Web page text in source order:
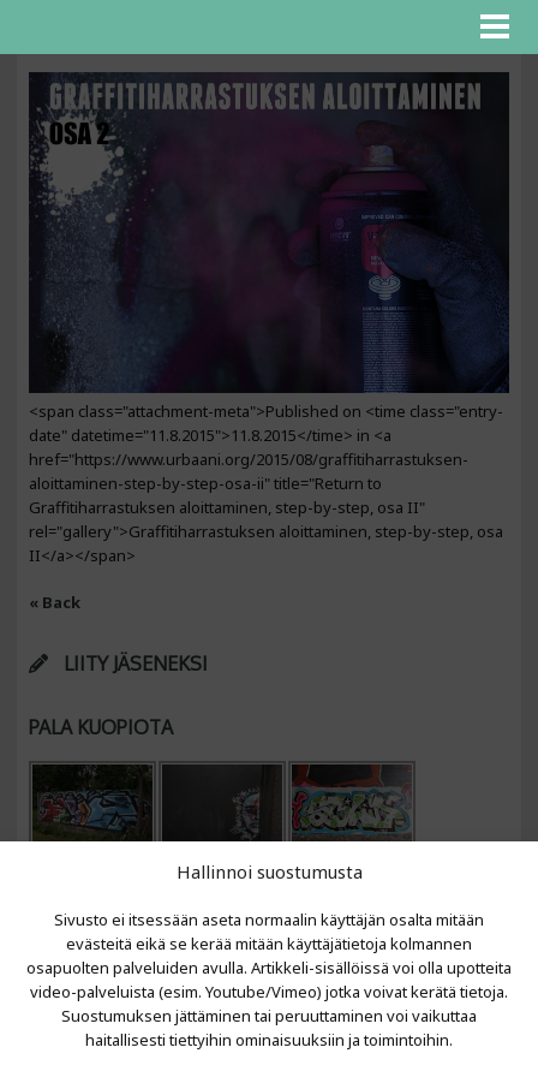
Hallinnoi suostumusta
Sivusto ei itsessään aseta normaalin käyttäjän osalta mitään
evästeitä eikä se kerää mitään käyttäjätietoja kolmannen
osapuolten palveluiden avulla. Artikkeli-sisällöissä voi olla upotteita
video-palveluista (esim. Youtube/Vimeo) jotka voivat kerätä tietoja.
Suostumuksen jättäminen tai peruuttaminen voi vaikuttaa
haitallisesti tiettyihin ominaisuuksiin ja toimintoihin.
<span class="attachment-meta">Published on <time class="entry-
date" datetime="11.8.2015">11.8.2015</time> in <a
href="https://www.urbaani.org/2015/08/graffitiharrastuksen-
aloittaminen-step-by-step-osa-ii" title="Return to
Graffitiharrastuksen aloittaminen, step-by-step, osa II"
rel="gallery">Graffitiharrastuksen aloittaminen, step-by-step, osa
II</a></span>
« Back
LIITY JÄSENEKSI
PALA KUOPIOTA
VIIMEISIMMÄT ARTIKKELIT